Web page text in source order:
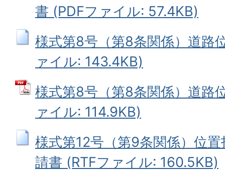
書 (PDFファイル: 57.4KB)
様式第8号（第8条関係）道路
ァイル: 143.4KB)
様式第8号（第8条関係）道路
ァイル: 114.9KB)
様式第12号（第9条関係）位
請書 (RTFファイル: 160.5KB)